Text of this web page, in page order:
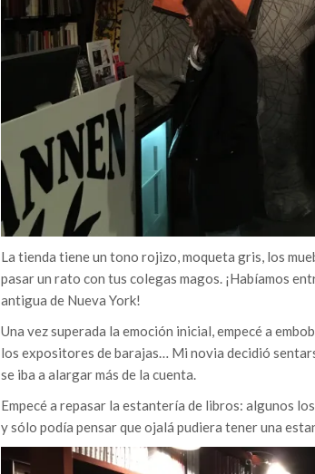
La tienda tiene un tono rojizo, moqueta gris, los
pasar un rato con tus colegas magos. ¡Habíamos
antigua de Nueva York!
Una vez superada la emoción inicial, empecé a
los expositores de barajas… Mi novia decidió
se iba a alargar más de la cuenta.
Empecé a repasar la estantería de libros: algunos
y sólo podía pensar que ojalá pudiera tener una